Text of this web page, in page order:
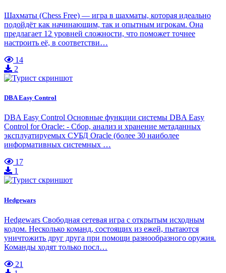
Шахматы (Chess Free) — игра в шахматы, которая идеально
подойдёт как начинающим, так и опытным игрокам. Она
предлагает 12 уровней сложности, что поможет точнее
настроить её, в соответстви…
14
2
DBA Easy Control
DBA Easy Control Основные функции системы DBA Easy
Control for Oracle: - Сбор, анализ и хранение метаданных
эксплуатируемых СУБД Oracle (более 30 наиболее
информативных системных …
17
1
Hedgewars
Hedgewars Свободная сетевая игра с открытым исходным
кодом. Несколько команд, состоящих из ежей, пытаются
уничтожить друг друга при помощи разнообразного оружия.
Команды ходят только посл…
21